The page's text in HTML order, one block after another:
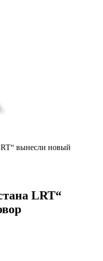
вынесли новый
LRT“